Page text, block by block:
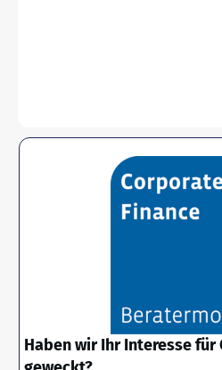
Haben wir Ihr Interesse für